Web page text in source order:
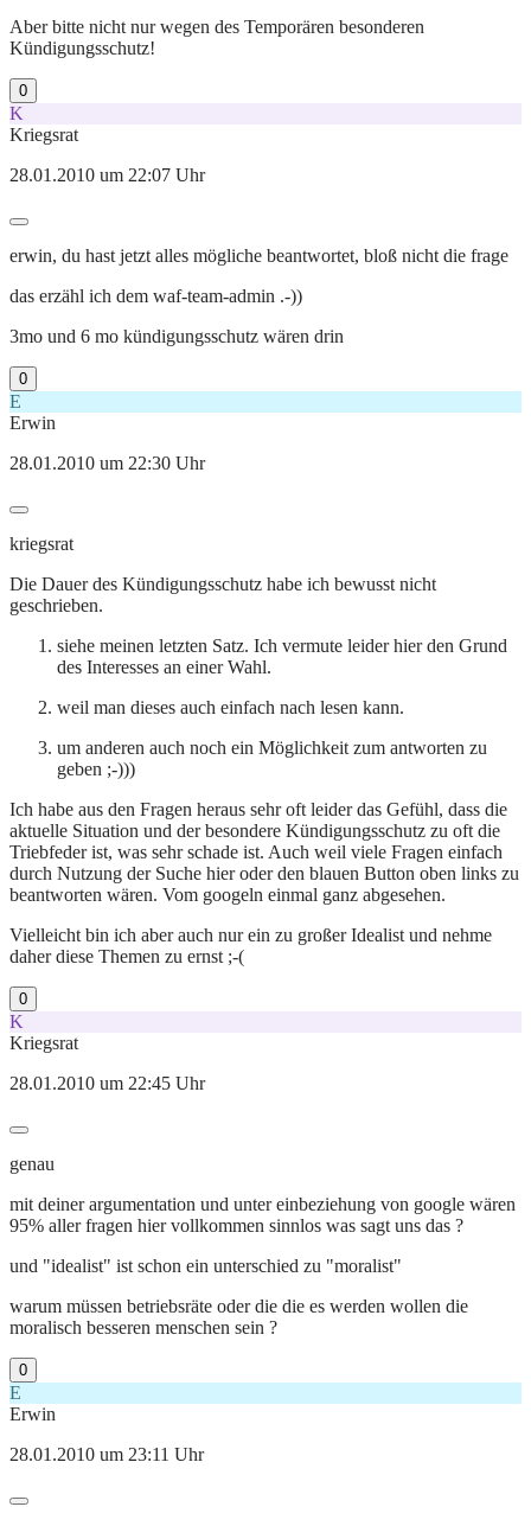
Aber bitte nicht nur wegen des Temporären besonderen
Kündigungsschutz!
0
K
Kriegsrat
28.01.2010 um 22:07 Uhr
erwin, du hast jetzt alles mögliche beantwortet, bloß nicht die frage
das erzähl ich dem waf-team-admin .-))
3mo und 6 mo kündigungsschutz wären drin
0
E
Erwin
28.01.2010 um 22:30 Uhr
kriegsrat
Die Dauer des Kündigungsschutz habe ich bewusst nicht
geschrieben.
siehe meinen letzten Satz. Ich vermute leider hier den Grund
des Interesses an einer Wahl.
weil man dieses auch einfach nach lesen kann.
um anderen auch noch ein Möglichkeit zum antworten zu
geben ;-)))
Ich habe aus den Fragen heraus sehr oft leider das Gefühl, dass die
aktuelle Situation und der besondere Kündigungsschutz zu oft die
Triebfeder ist, was sehr schade ist. Auch weil viele Fragen einfach
durch Nutzung der Suche hier oder den blauen Button oben links zu
beantworten wären. Vom googeln einmal ganz abgesehen.
Vielleicht bin ich aber auch nur ein zu großer Idealist und nehme
daher diese Themen zu ernst ;-(
0
K
Kriegsrat
28.01.2010 um 22:45 Uhr
genau
mit deiner argumentation und unter einbeziehung von google wären
95% aller fragen hier vollkommen sinnlos was sagt uns das ?
und "idealist" ist schon ein unterschied zu "moralist"
warum müssen betriebsräte oder die die es werden wollen die
moralisch besseren menschen sein ?
0
E
Erwin
28.01.2010 um 23:11 Uhr